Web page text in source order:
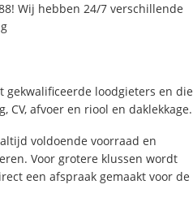
Wij hebben 24/7 verschillende
loodgieters en die
afvoer en riool en daklekkage.
voldoende voorraad en
Voor grotere klussen wordt
een afspraak gemaakt voor de